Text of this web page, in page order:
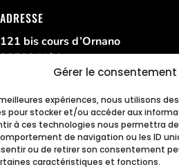
Gérer le consentement
expériences, nous utilisons
pour stocker et/ou accéder aux
à ces technologies nous permettra
de navigation ou les ID
ou de retirer son consentement
caractéristiques et fonctions.
ADRESSE
121 bis cours d’Ornano
33700 Mérignac